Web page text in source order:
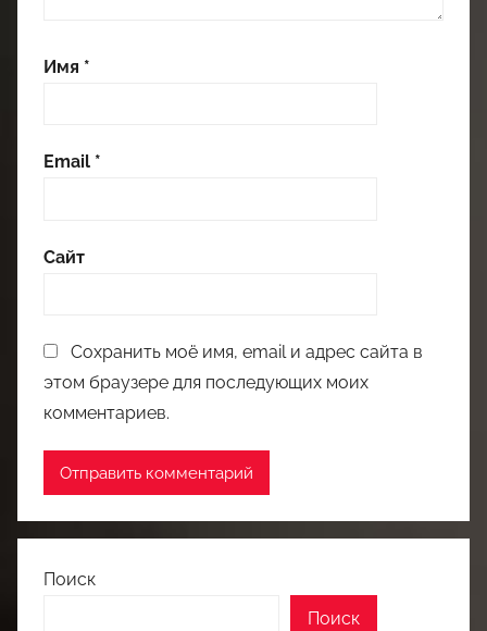
Имя *
Email *
Сайт
Сохранить моё имя, email и адрес сайта в
этом браузере для последующих моих
комментариев.
Поиск
Поиск